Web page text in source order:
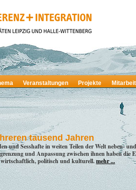
Veranstaltungen Projekte
tausend Jahren
und Sesshafte in weiten Teilen der Welt neben-
und Anpassung zwischen ihnen haben die
politisch und kulturell.mehr ...